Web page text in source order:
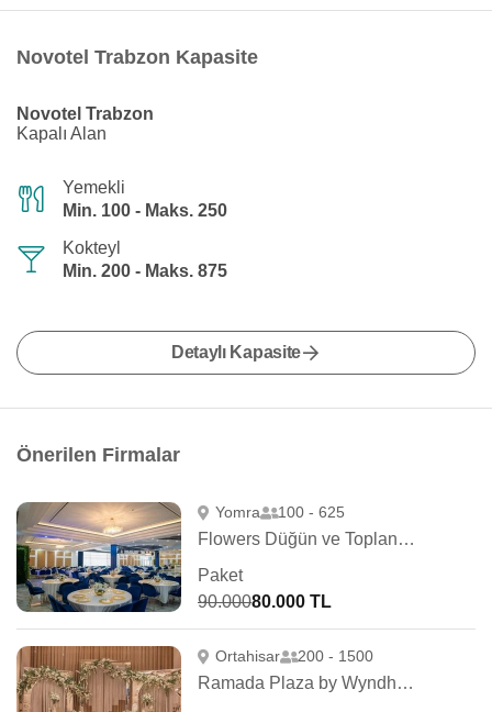
Novotel Trabzon Kapasite
Novotel Trabzon
Kapalı Alan
Yemekli
Min. 100 - Maks. 250
Kokteyl
Min. 200 - Maks. 875
Detaylı Kapasite
Önerilen Firmalar
Yomra 100 - 625
Flowers Düğün ve Toplantı Salonu
Paket
90.00080.000 TL
Ortahisar 200 - 1500
Ramada Plaza by Wyndham Trabzon